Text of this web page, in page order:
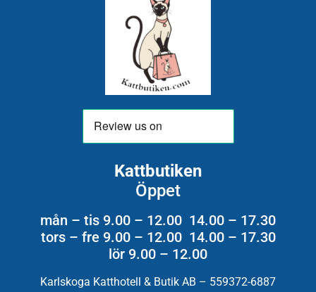
Kattbutiken
Öppet
mån – tis 9.00 – 12.00 14.00 – 17.30
tors – fre 9.00 – 12.00 14.00 – 17.30
lör 9.00 – 12.00
Karlskoga Katthotell & Butik AB – 559372-6887